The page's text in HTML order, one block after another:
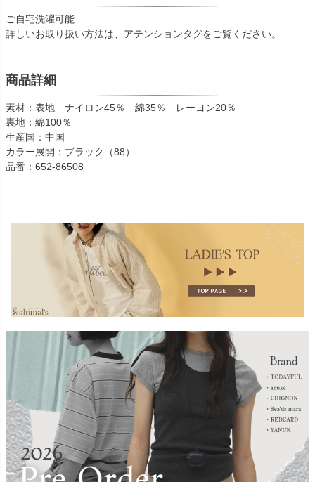
ご自宅洗濯可能
詳しいお取り扱い方法は、アテンションタグをご覧ください。
商品詳細
素材：表地 ナイロン45％ 綿35％ レーヨン20％
裏地：綿100％
生産国：中国
カラー展開：ブラック（88）
品番：652-86508